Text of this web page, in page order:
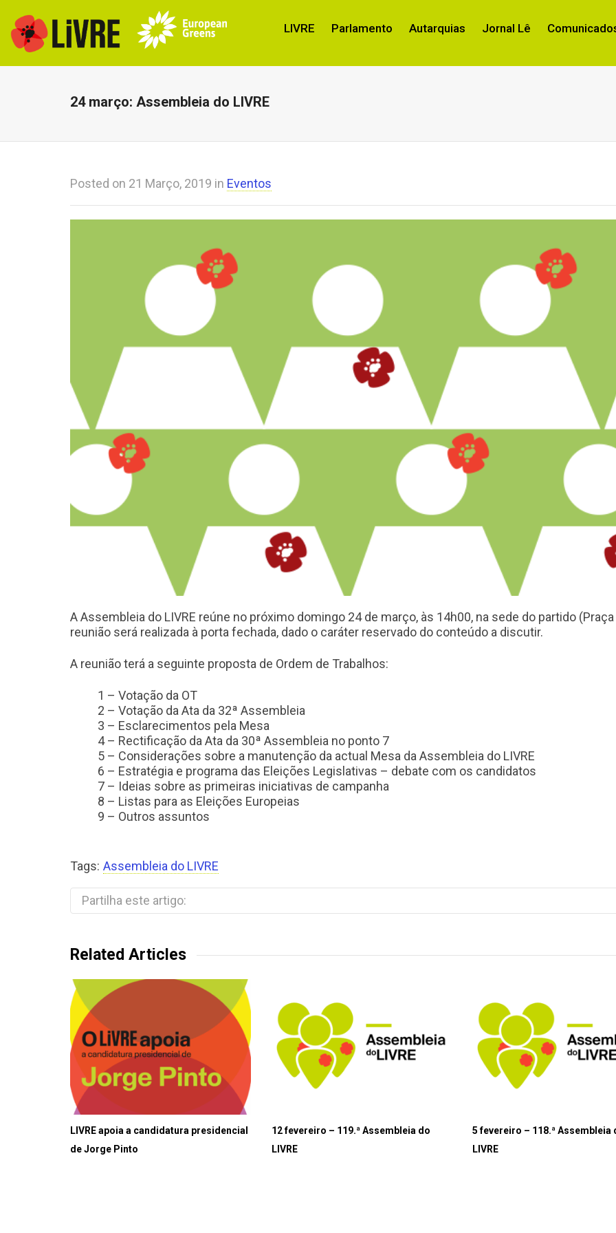
LIVRE Parlamento Autarquias Jornal Lê
24 março: Assembleia do LIVRE
Posted on 21 Março, 2019 in Eventos
A Assembleia do LIVRE reúne no próximo domingo 24 de março, às 14h00, na sede do partido
reunião será realizada à porta fechada, dado o caráter reservado do conteúdo a discutir.
A reunião terá a seguinte proposta de Ordem de Trabalhos:
1 – Votação da OT
2 – Votação da Ata da 32ª Assembleia
3 – Esclarecimentos pela Mesa
4 – Rectificação da Ata da 30ª Assembleia no ponto 7
5 – Considerações sobre a manutenção da actual Mesa da Assembleia do LIVRE
6 – Estratégia e programa das Eleições Legislativas – debate com os candidatos
7 – Ideias sobre as primeiras iniciativas de campanha
8 – Listas para as Eleições Europeias
9 – Outros assuntos
Tags: Assembleia do LIVRE
Partilha este artigo:
Related Articles
LIVRE apoia a candidatura presidencial
de Jorge Pinto
12 fevereiro – 119.ª Assembleia do
LIVRE
5 fevereiro – 118.ª Assembleia
LIVRE